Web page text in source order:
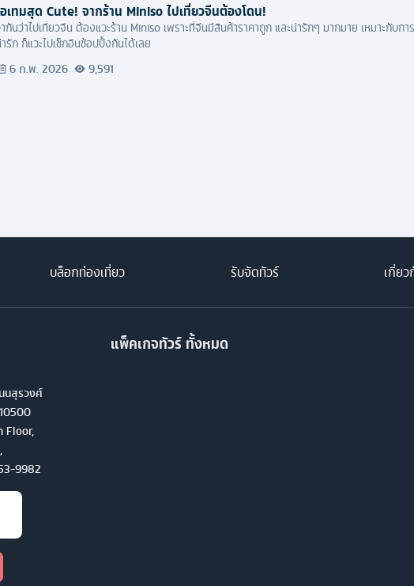
เทมสุด Cute! จากร้าน Miniso ไปเที่ยวจีนต้องโดน!
กันว่าไปเที่ยวจีน ต้องแวะร้าน Miniso เพราะที่จีนมีสินค้าราคาถูก และน่ารักๆ มากมาย เหมาะกับก
รัก ก็แวะไปเช็กอินช้อปปิ้งกันได้เลย
6 ก.พ. 2026 9,591
บล็อกท่องเที่ยว รับจัดทัวร์ เกี่ยว
นสุรวงศ์
Floor,
9982
แพ็คเกจทัวร์ ทั้งหมด